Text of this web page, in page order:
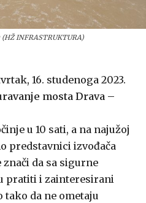
INFRASTRUKTURA)
16. studenoga 2023.
mosta Drava –
u 10 sati, a na najužoj
predstavnici izvođača
da sa sigurne
pratiti i zainteresirani
da ne ometaju